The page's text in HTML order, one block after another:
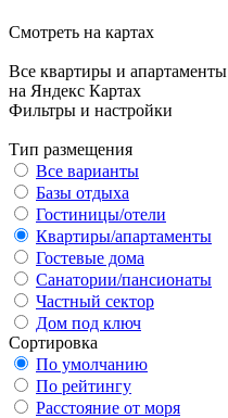
Смотреть на картах
Все квартиры и апартаменты
на Яндекс Картах
Фильтры и настройки
Тип размещения
Все варианты
Базы отдыха
Гостиницы/отели
Квартиры/апартаменты
Гостевые дома
Санатории/пансионаты
Частный сектор
Дом под ключ
Сортировка
По умолчанию
По рейтингу
Расстояние от моря